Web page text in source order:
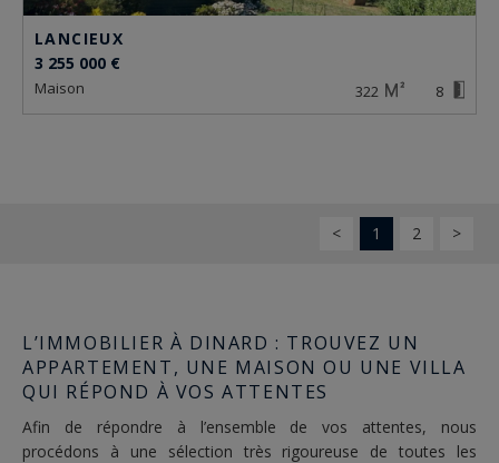
LANCIEUX
3 255 000 €
maison 322 8
< 1 2 >
L’IMMOBILIER À DINARD : TROUVEZ UN
APPARTEMENT, UNE MAISON OU UNE VILLA
QUI RÉPOND À VOS ATTENTES
Afin de répondre à l’ensemble de vos attentes, nous
procédons à une sélection très rigoureuse de toutes les